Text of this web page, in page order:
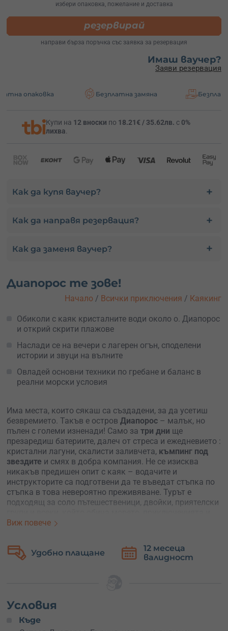
избери опаковка, пожелание и доставка
резервирай
направи бърза поръчка със заявка за резервация
Имаш ваучер?
Заяви резервация
Безплатна замяна Безплатна доставка
Купи на 12 вноски по 18.21€ / 35.62лв. с 0%
лихва.
Как да купя ваучер?
Как да направя резервация?
Как да заменя ваучер?
Диапорос те зове!
Начало / Всички приключения / Каякинг
Обиколи с каяк кристалните води около о. Диапорос
и открий скрити плажове
Наслади се на вечери с лагерен огън, споделени
истории и звуци на вълните
Овладей основни техники по гребане и баланс в
реални морски условия
Има места, които сякаш са създадени, за да усетиш
безвремието. Такъв е остров Диапорос – малък, но
пълен с големи изненади! Само за три дни ще
презаредиш батериите, далеч от стреса и ежедневието :
кристални лагуни, скалисти заливчета, къмпинг под
звездите и смях в добра компания. Не се изисква
никакъв предишен опит с каяк – водачите и
инструкторите са подготвени да те въведат стъпка по
стъпка в това невероятно преживяване. Турът е
подходящ за соло пътешественици, двойки, приятелски
къмпингуването. Може да е
който има нужда от „рестарт“.
Преживяването започва в ранната сутрин напървия
шалте може да бъде осигурено при предварителна
моментът да влезеш в каяка и да започне истинското
Виж повече
12 месеца
валидност
Безплатна
замяна
Условия
Къде